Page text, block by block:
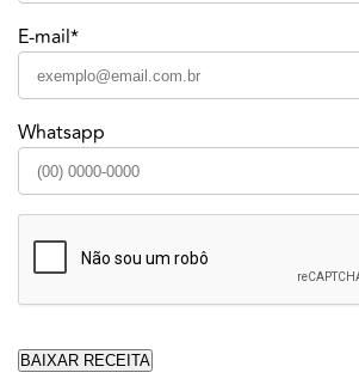
E-mail*
Whatsapp